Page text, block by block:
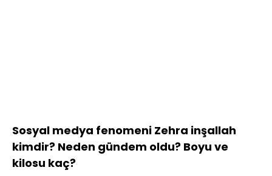
Sosyal medya fenomeni Zehra inşallah
kimdir? Neden gündem oldu? Boyu ve
kilosu kaç?